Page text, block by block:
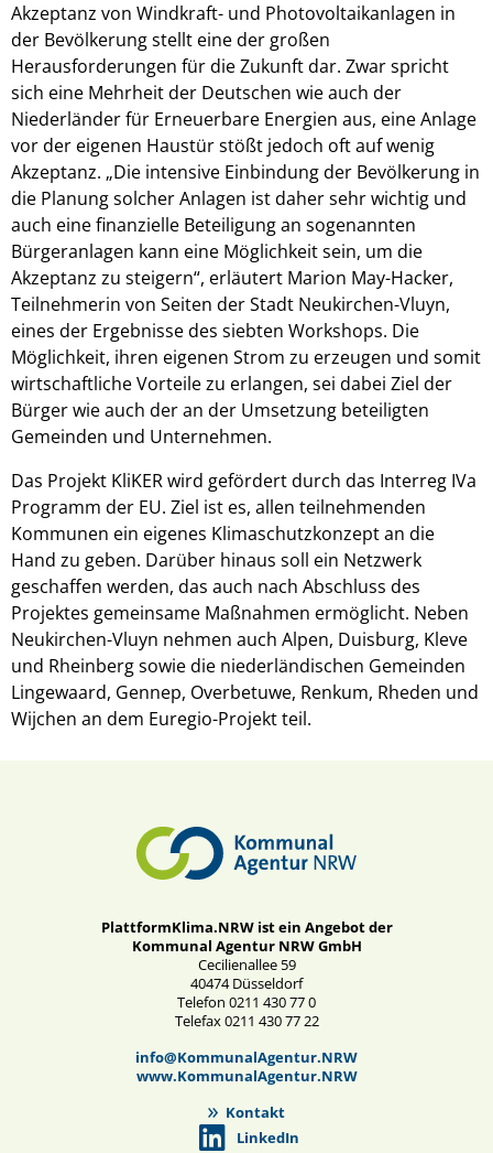
Akzeptanz von Windkraft- und Photovoltaikanlagen in
der Bevölkerung stellt eine der großen
Herausforderungen für die Zukunft dar. Zwar spricht
sich eine Mehrheit der Deutschen wie auch der
Niederländer für Erneuerbare Energien aus, eine Anlage
vor der eigenen Haustür stößt jedoch oft auf wenig
Akzeptanz. „Die intensive Einbindung der Bevölkerung in
die Planung solcher Anlagen ist daher sehr wichtig und
auch eine finanzielle Beteiligung an sogenannten
Bürgeranlagen kann eine Möglichkeit sein, um die
Akzeptanz zu steigern“, erläutert Marion May-Hacker,
Teilnehmerin von Seiten der Stadt Neukirchen-Vluyn,
eines der Ergebnisse des siebten Workshops. Die
Möglichkeit, ihren eigenen Strom zu erzeugen und somit
wirtschaftliche Vorteile zu erlangen, sei dabei Ziel der
Bürger wie auch der an der Umsetzung beteiligten
Gemeinden und Unternehmen.
Das Projekt KliKER wird gefördert durch das Interreg IVa
Programm der EU. Ziel ist es, allen teilnehmenden
Kommunen ein eigenes Klimaschutzkonzept an die
Hand zu geben. Darüber hinaus soll ein Netzwerk
geschaffen werden, das auch nach Abschluss des
Projektes gemeinsame Maßnahmen ermöglicht. Neben
Neukirchen-Vluyn nehmen auch Alpen, Duisburg, Kleve
und Rheinberg sowie die niederländischen Gemeinden
Lingewaard, Gennep, Overbetuwe, Renkum, Rheden und
Wijchen an dem Euregio-Projekt teil.
PlattformKlima.NRW ist ein Angebot der
Kommunal Agentur NRW GmbH
Cecilienallee 59
40474 Düsseldorf
Telefon 0211 430 77 0
Telefax 0211 430 77 22
info@KommunalAgentur.NRW
www.KommunalAgentur.NRW
Kontakt
LinkedIn